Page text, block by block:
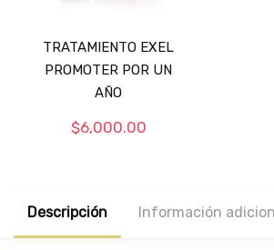
TRATAMIENTO EXEL
PROMOTER POR UN
AÑO
$6,000.00
Descripción Información